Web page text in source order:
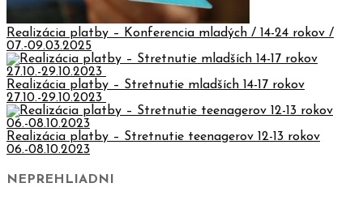
Realizácia platby – Konferencia mladých / 14-24 rokov /
07.-09.03.2025
Realizácia platby – Stretnutie mladších 14-17 rokov
27.10.-29.10.2023
Realizácia platby – Stretnutie teenagerov 12-13 rokov
06.-08.10.2023
NEPREHLIADNI